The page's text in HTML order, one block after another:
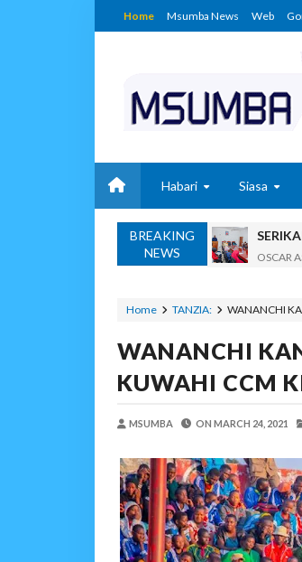
Home Msumba News Web
Habari Siasa
BREAKING
NEWS
OSCAR
BRELA
Alex Sonna-Aug
OSCAR
OSCAR
Zawadi-
Home TANZIA: WANANCHI
WANANCHI
KUWAHI CCM
MSUMBA ON MARCH 24, 2021